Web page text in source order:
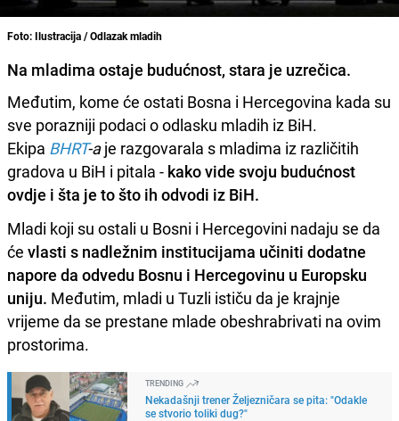
Foto: Ilustracija / Odlazak mladih
Na mladima ostaje budućnost, stara je uzrečica.
Međutim, kome će ostati Bosna i Hercegovina kada su
sve porazniji podaci o odlasku mladih iz BiH.
Ekipa BHRT-aje razgovarala s mladima iz različitih
gradova u BiH i pitala - kako vide svoju budućnost
ovdje i šta je to što ih odvodi iz BiH.
Mladi koji su ostali u Bosni i Hercegovini nadaju se da
će vlasti s nadležnim institucijama učiniti dodatne
napore da odvedu Bosnu i Hercegovinu u Europsku
uniju. Međutim, mladi u Tuzli ističu da je krajnje
vrijeme da se prestane mlade obeshrabrivati na ovim
prostorima.
TRENDING
Nekadašnji trener Željezničara se pita: "Odakle
se stvorio toliki dug?"